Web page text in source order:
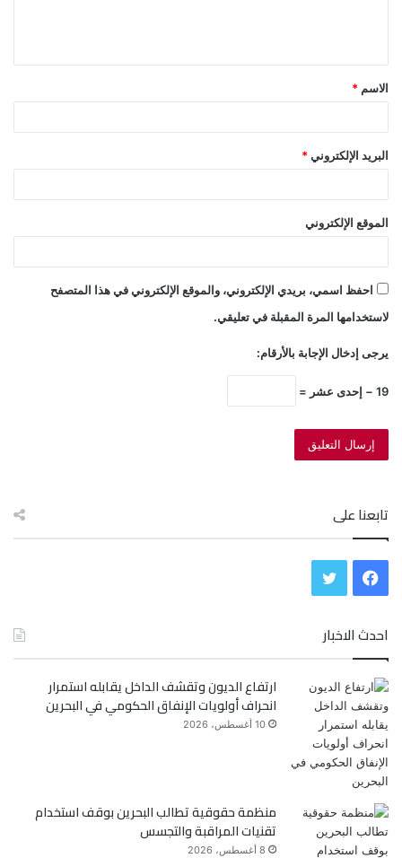
ق
*
الاسم *
البريد الإلكتروني *
الموقع الإلكتروني
احفظ اسمي، بريدي الإلكتروني، والموقع الإلكتروني في هذا المتصفح
لاستخدامها المرة المقبلة في تعليقي.
يرجى إدخال الإجابة بالأرقام:
19 − إحدى عشر =
تابعنا على
ب
و
ك
ت
احدث الاخبار
ارتفاع الديون وتقشف الداخل يقابله استمرار
انحراف أولويات الإنفاق الحكومي في البحرين
10 أغسطس، 2026
منظمة حقوقية تطالب البحرين بوقف استخدام
تقنيات المراقبة والتجسس
8 أغسطس، 2026